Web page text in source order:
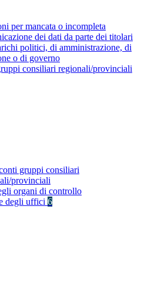
per mancata o incompleta
dei dati da parte dei titolari
politici, di amministrazione, di
o di governo
consiliari regionali/provinciali
gruppi consiliari
provinciali
organi di controllo
degli uffici 6